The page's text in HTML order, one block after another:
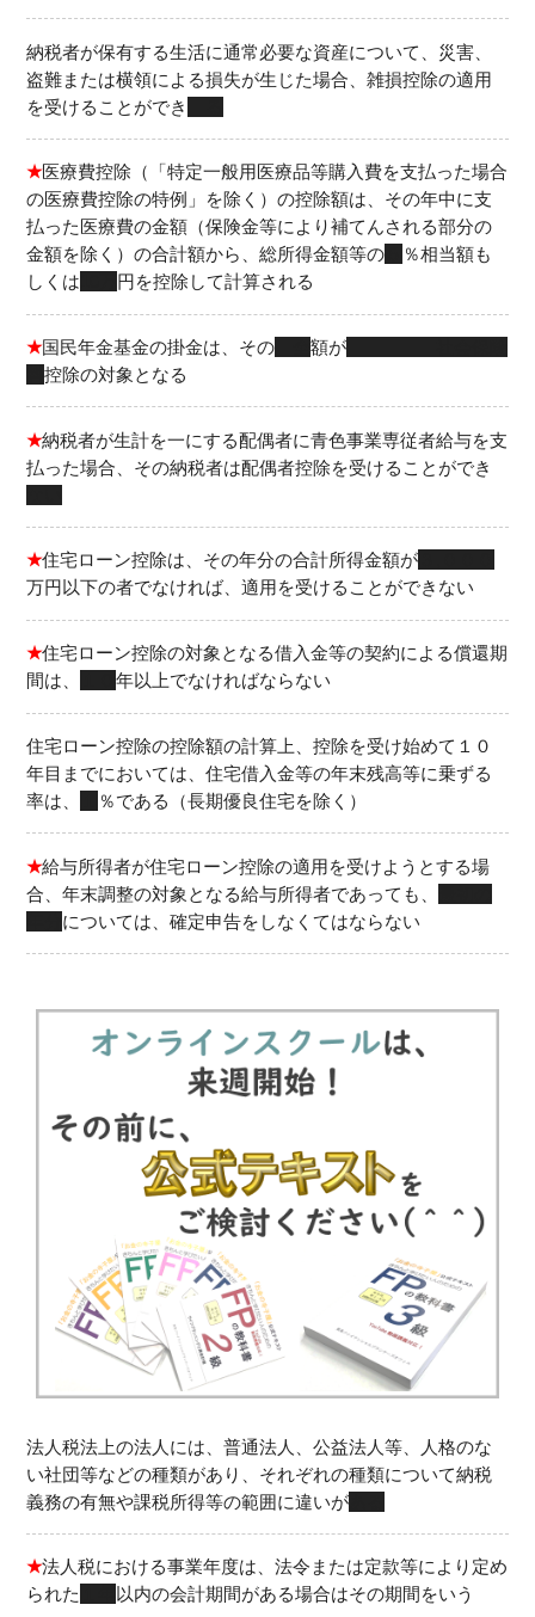
納税者が保有する生活に通常必要な資産について、災害、
盗難または横領による損失が生じた場合、雑損控除の適用
を受けることができ
★医療費控除（「特定一般用医療品等購入費を支払った場合
の医療費控除の特例」を除く）の控除額は、その年中に支
払った医療費の金額（保険金等により補てんされる部分の
金額を除く）の合計額から、総所得金額等の５
％相当額も
しくは
円を控除して計算される
★国民年金基金の掛金は、その全 額が社会保険
控除の対象となる
★納税者が生計を一にする配偶者に青色事業専従者給与を支
払った場合、その納税者は配偶者控除を受けることができ
★住宅ローン控除は、その年分の合計所得金額が３,０００
万円以下の者でなければ、適用を受けることができない
★住宅ローン控除の対象となる借入金等の契約による償還期
間は、
年以上でなければならない
住宅ローン控除の控除額の計算上、控除を受け始めて１０
年目までにおいては、住宅借入金等の年末残高等に乗ずる
率は、
％である（長期優良住宅を除く）
★給与所得者が住宅ローン控除の適用を受けようとする場
合、年末調整の対象となる給与所得者であっても、
については、確定申告をしなくてはならない
法人税法上の法人には、普通法人、公益法人等、人格のな
い社団等などの種類があり、それぞれの種類について納税
義務の有無や課税所得等の範囲に違いがある
★法人税における事業年度は、法令または定款等により定め
られた
以内の会計期間がある場合はその期間をいう